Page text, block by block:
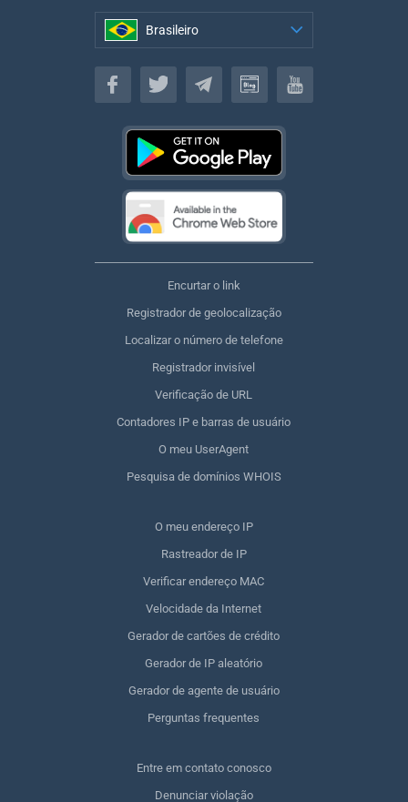
Brasileiro
Brasileiro
Encurtar o link
Registrador de geolocalização
Localizar o número de telefone
Registrador invisível
Verificação de URL
Contadores IP e barras de usuário
O meu UserAgent
Pesquisa de domínios WHOIS
O meu endereço IP
Rastreador de IP
Verificar endereço MAC
Velocidade da Internet
Gerador de cartões de crédito
Gerador de IP aleatório
Gerador de agente de usuário
Perguntas frequentes
Entre em contato conosco
Denunciar violação